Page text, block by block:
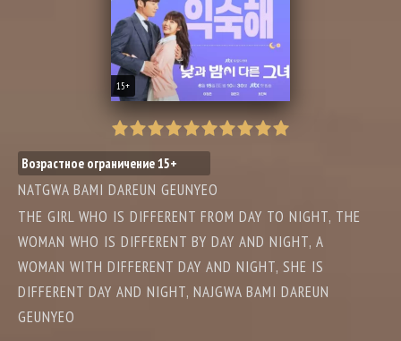
15+
Возрастное ограничение 15+
NATGWA BAMI DAREUN GEUNYEO
THE GIRL WHO IS DIFFERENT FROM DAY TO NIGHT, THE
WOMAN WHO IS DIFFERENT BY DAY AND NIGHT, A
WOMAN WITH DIFFERENT DAY AND NIGHT, SHE IS
DIFFERENT DAY AND NIGHT, NAJGWA BAMI DAREUN
GEUNYEO